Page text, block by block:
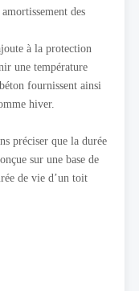
des
à la protection
une température
fournissent ainsi
hiver.
préciser que la durée
sur une base de
de vie d’un toit